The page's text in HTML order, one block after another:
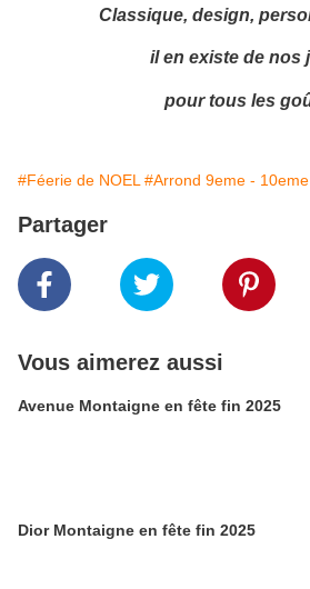
Classique, design,
il en existe de nos
pour tous les
#Féerie de NOEL #Arrond 9eme - 10eme
Partager
Vous aimerez aussi
Avenue Montaigne en fête fin 2025
Dior Montaigne en fête fin 2025